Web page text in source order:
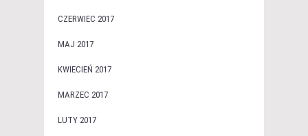
CZERWIEC 2017
MAJ 2017
KWIECIEŃ 2017
MARZEC 2017
LUTY 2017